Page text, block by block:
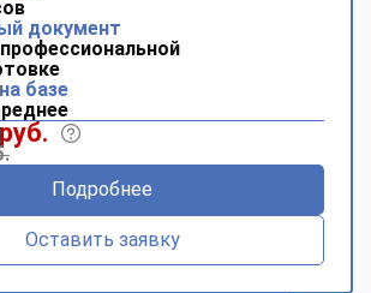
документ
базе
Подробнее
Оставить заявку